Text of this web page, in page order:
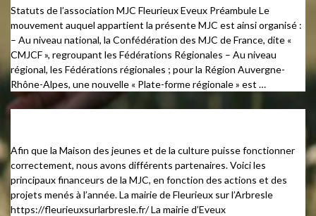
Statuts de l’association MJC Fleurieux Eveux Préambule Le
mouvement auquel appartient la présente MJC est ainsi organisé :
– Au niveau national, la Confédération des MJC de France, dite «
CMJCF », regroupant les Fédérations Régionales – Au niveau
régional, les Fédérations régionales ; pour la Région Auvergne-
Rhône-Alpes, une nouvelle « Plate-forme régionale » est …
Afin que la Maison des jeunes et de la culture puisse fonctionner
correctement, nous avons différents partenaires. Voici les
principaux financeurs de la MJC, en fonction des actions et des
projets menés à l’année. La mairie de Fleurieux sur l’Arbresle
https://fleurieuxsurlarbresle.fr/ La mairie d’Eveux